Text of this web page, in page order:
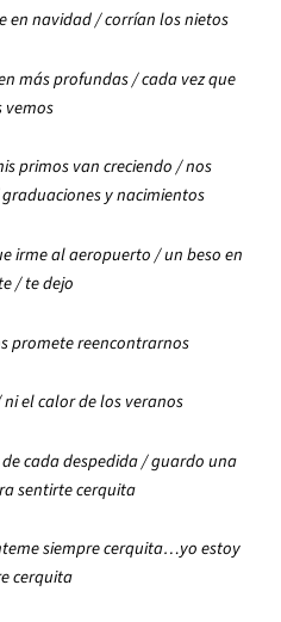
en navidad / corrían los nietos
más profundas / cada vez que
vemos
primos van creciendo / nos
y nacimientos
irme al aeropuerto / un beso en
/ te dejo
promete reencontrarnos
el calor de los veranos
cada despedida / guardo una
sentirte cerquita
siempre cerquita…yo estoy
cerquita